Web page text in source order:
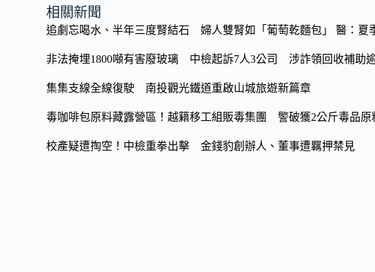
o
o
Li
n
相關新聞
追劇忘喝水、半年三度腎結石 婦人雙腎如「葡萄乾麵包」 醫：夏
非法掩埋1800噸有害廢玻璃 中檢起訴7人3公司 涉詐領回收補助
集集支線全線復駛 南投觀光鐵道重啟山城旅遊新篇章
毒咖啡包原料藏露營區！越籍移工組販毒集團 警破獲2公斤毒品原
校產疑遭掏空！中檢重拳出擊 金錢豹創辦人、董事遭羈押禁見